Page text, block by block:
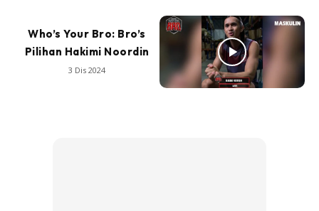
Who’s Your Bro: Bro’s
Pilihan Hakimi Noordin
3 Dis 2024